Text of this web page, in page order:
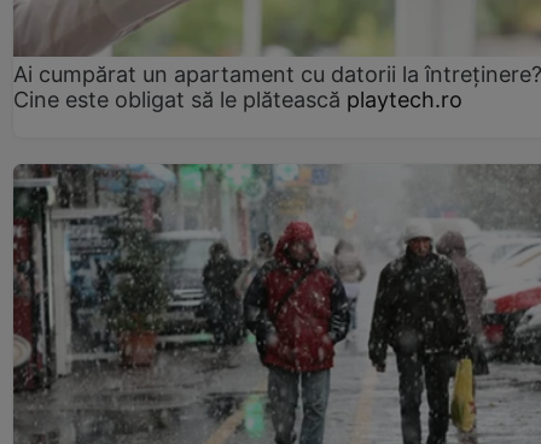
Ai cumpărat un apartament cu datorii la întreținere?
Cine este obligat să le plătească playtech.ro